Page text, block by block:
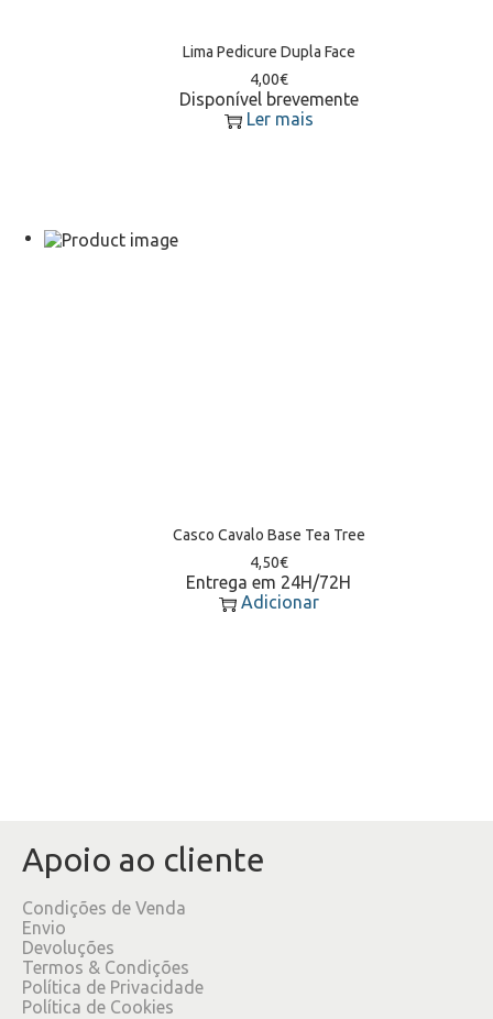
Lima Pedicure Dupla Face
4,00€
Disponível brevemente
Ler mais
Casco Cavalo Base Tea Tree
4,50€
Entrega em 24H/72H
Adicionar
Apoio ao cliente
Condições de Venda
Envio
Devoluções
Termos & Condições
Política de Privacidade
Política de Cookies